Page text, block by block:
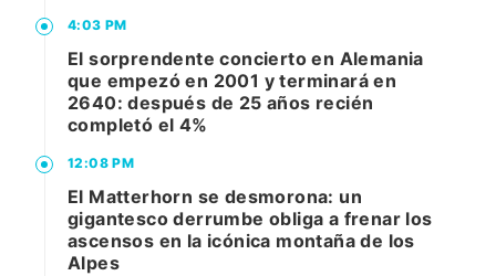
4:03 PM
El sorprendente concierto en Alemania
que empezó en 2001 y terminará en
2640: después de 25 años recién
completó el 4%
12:08 PM
El Matterhorn se desmorona: un
gigantesco derrumbe obliga a frenar los
ascensos en la icónica montaña de los
Alpes